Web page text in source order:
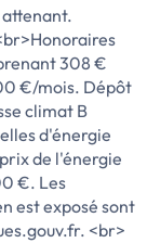
308 €
€/mois. Dépôt
climat B
d'énergie
de l'énergie
€. Les
est exposé sont
<br>